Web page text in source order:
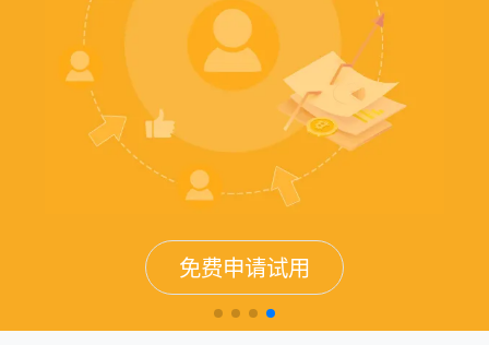
免费申请试用
免费申请试用
免费申请试用
免费申请试用